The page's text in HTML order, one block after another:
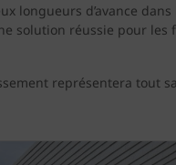
longueurs d’avance
solution réussie pour
représentera tout